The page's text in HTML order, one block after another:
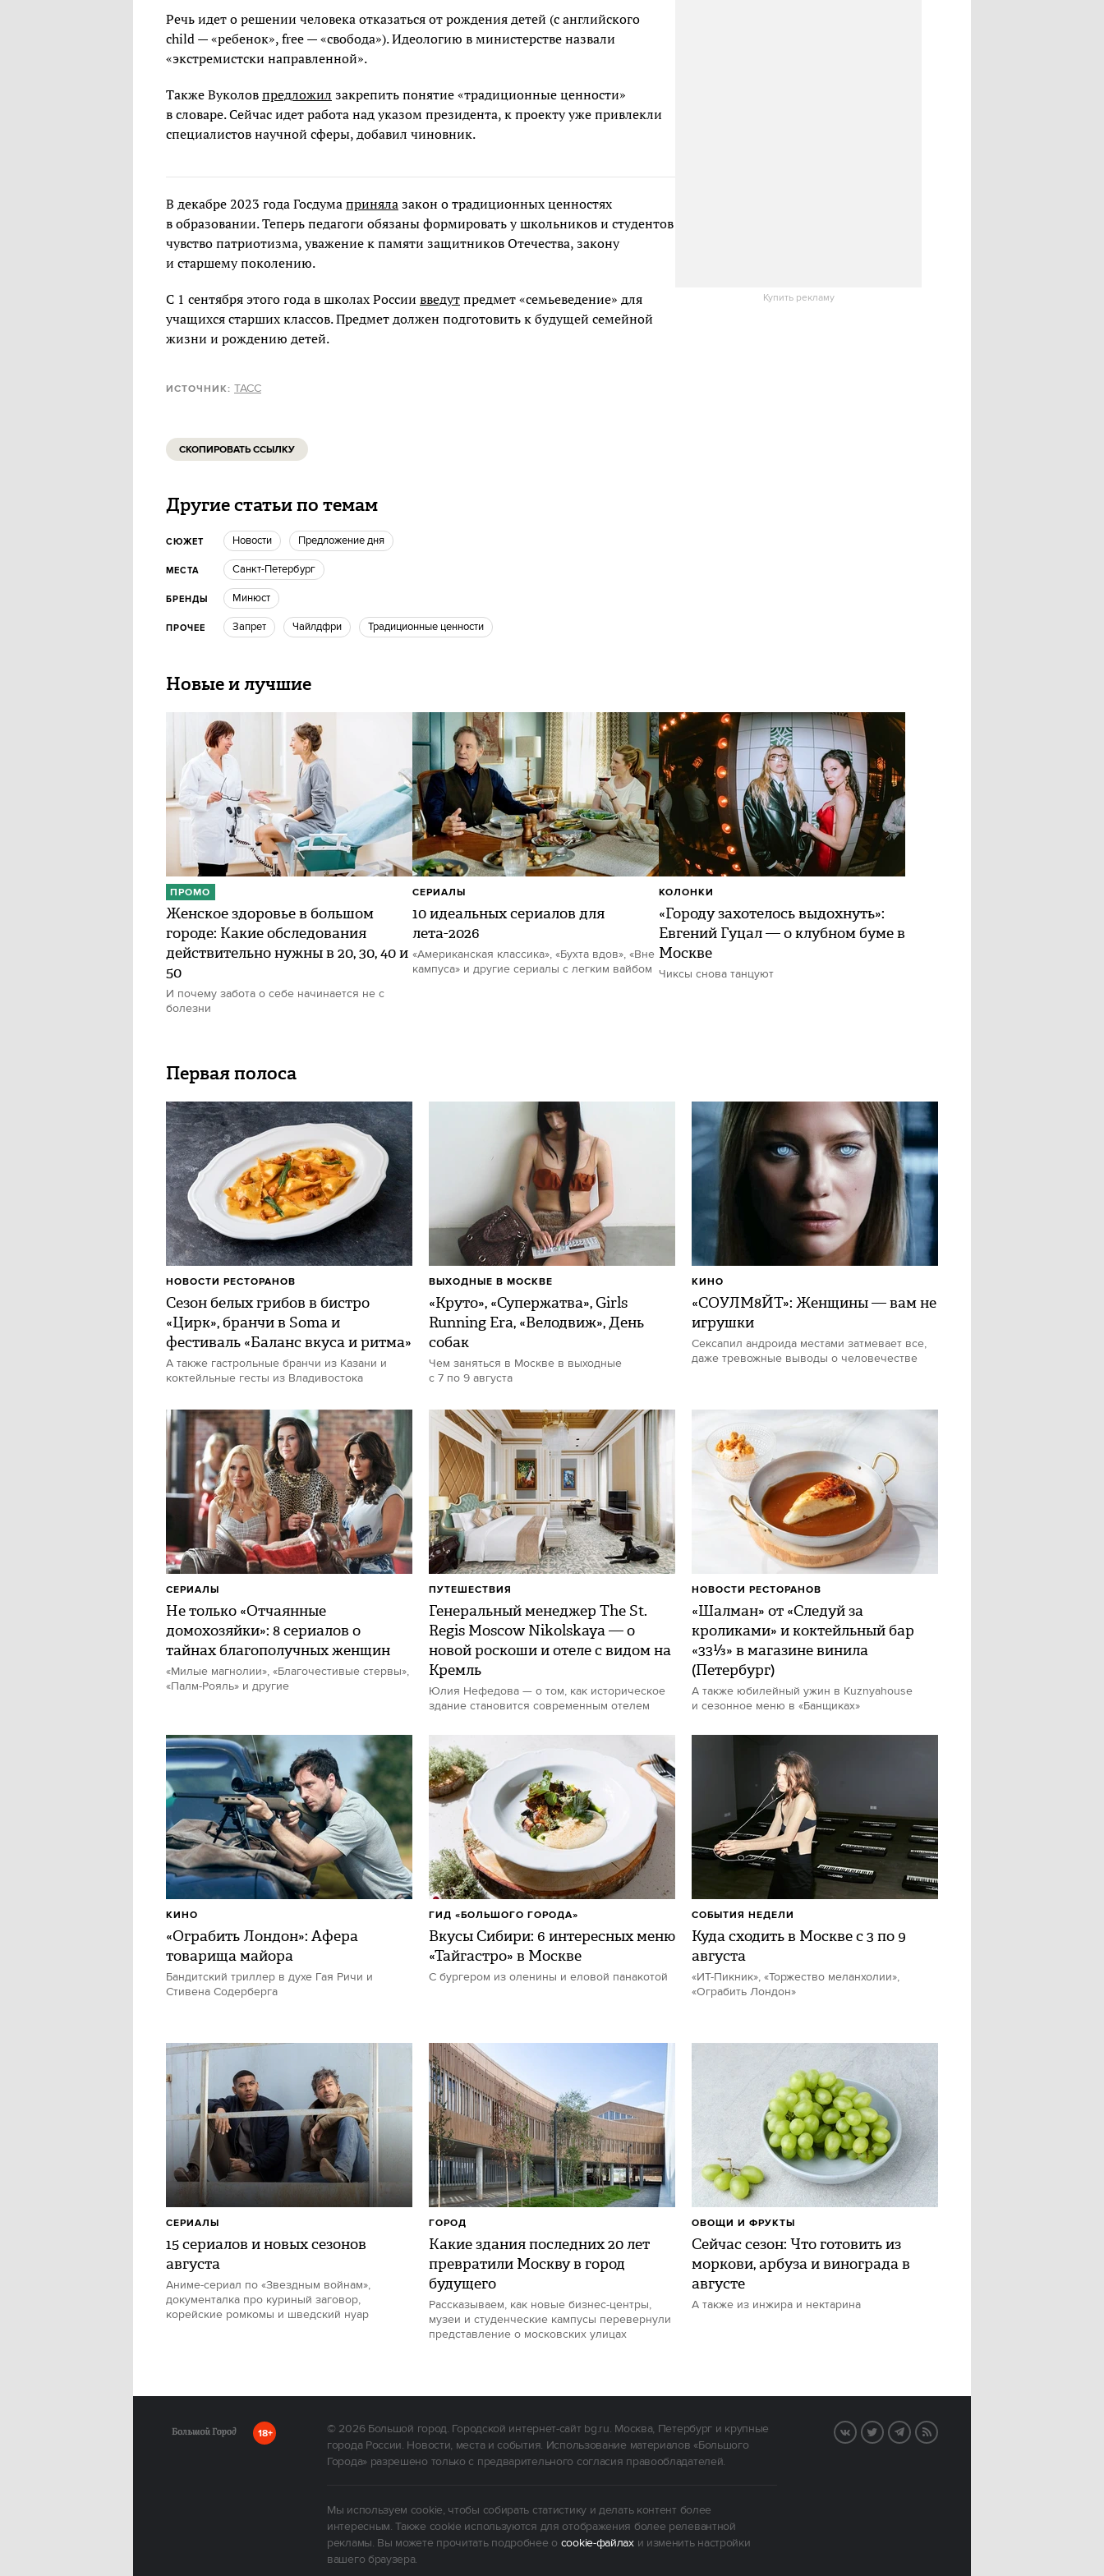
Речь идет о решении человека отказаться от рождения детей (с английского
child — «ребенок», free — «свобода»). Идеологию в министерстве назвали
«экстремистски направленной».
Также Вуколовпредложил закрепить понятие «традиционные ценности»
в словаре. Сейчас идет работа над указом президента, к проекту уже привлекли
специалистов научной сферы, добавил чиновник.
В декабре 2023 года Госдумапринялазакон о традиционных ценностях
в образовании. Теперь педагоги обязаны формировать у школьников и студентов
чувство патриотизма, уважение к памяти защитников Отечества, закону
и старшему поколению.
С 1 сентября этого года в школах России введутпредмет «семьеведение» для
учащихся старших классов. Предмет должен подготовить к будущей семейной
жизни и рождению детей.
ИСТОЧНИК: ТАСС
Купить рекламу
СКОПИРОВАТЬ ССЫЛКУ
Другие статьи по темам
СЮЖЕТ новости Предложение дня
МЕСТА Санкт-Петербург
БРЕНДЫ Минюст
ПРОЧЕЕ запрет чайлдфри традиционные ценности
Новые и лучшие
Женское здоровье в большом
городе: Какие обследования
действительно нужны в 20, 30, 40 и
50
И почему забота о себе начинается не с
болезни
ПРОМО
10 идеальных сериалов для
лета-2026
«Американская классика», «Бухта вдов», «Вне
кампуса» и другие сериалы с легким вайбом
СЕРИАЛЫ
«Городу захотелось выдохнуть»:
Евгений Гуцал — о клубном буме в
Москве
Чиксы снова танцуют
КОЛОНКИ
Первая полоса
Сезон белых грибов в бистро
«Цирк», бранчи в Soma и
фестиваль «Баланс вкуса и ритма»
А также гастрольные бранчи из Казани и
коктейльные гесты из Владивостока
НОВОСТИ РЕСТОРАНОВ
«Круто», «Супержатва», Girls
Running Era, «Велодвиж», День
собак
Чем заняться в Москве в выходные
с 7 по 9 августа
ВЫХОДНЫЕ В МОСКВЕ
«СОУЛМ8ЙТ»: Женщины — вам не
игрушки
Сексапил андроида местами затмевает все,
даже тревожные выводы о человечестве
КИНО
Не только «Отчаянные
домохозяйки»: 8 сериалов о
тайнах благополучных женщин
«Милые магнолии», «Благочестивые стервы»,
«Палм-Рояль» и другие
СЕРИАЛЫ
Генеральный менеджер The St.
Regis Moscow Nikolskaya — о
новой роскоши и отеле с видом на
Кремль
Юлия Нефедова — о том, как историческое
здание становится современным отелем
ПУТЕШЕСТВИЯ
«Шалман» от «Следуй за
кроликами» и коктейльный бар
«33⅓» в магазине винила
(Петербург)
А также юбилейный ужин в Kuznyahouse
и сезонное меню в «Банщиках»
НОВОСТИ РЕСТОРАНОВ
«Ограбить Лондон»: Афера
товарища майора
Бандитский триллер в духе Гая Ричи и
Стивена Содерберга
КИНО
Вкусы Сибири: 6 интересных меню
«Тайгастро» в Москве
С бургером из оленины и еловой панакотой
ГИД «БОЛЬШОГО ГОРОДА»
Куда сходить в Москве с 3 по 9
августа
«ИТ-Пикник», «Торжество меланхолии»,
«Ограбить Лондон»
СОБЫТИЯ НЕДЕЛИ
15 сериалов и новых сезонов
августа
Аниме-сериал по «Звездным войнам»,
документалка про куриный заговор,
корейские ромкомы и шведский нуар
СЕРИАЛЫ
Какие здания последних 20 лет
превратили Москву в город
будущего
Рассказываем, как новые бизнес-центры,
музеи и студенческие кампусы перевернули
представление о московских улицах
ГОРОД
Сейчас сезон: Что готовить из
моркови, арбуза и винограда в
августе
А также из инжира и нектарина
ОВОЩИ И ФРУКТЫ
18+ © 2026Большой город. Городской интернет-сайт bg.ru. Москва, Петербург и крупные
города России. Новости, места и события. Использование материалов «Большого
Города» разрешено только с предварительного согласия правообладателей.
Мы используем cookie, чтобы собирать статистику и делать контент более
интересным. Также cookie используются для отображения более релевантной
рекламы. Вы можете прочитать подробнее о cookie-файлахи изменить настройки
вашего браузера.
VK TwitterTelegram
RSS